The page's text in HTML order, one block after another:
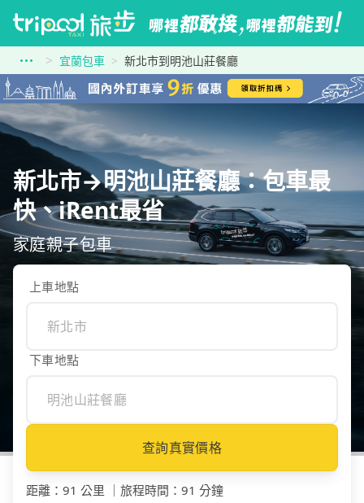
宜蘭包車 新北市到明池山莊餐廳
新北市→明池山莊餐廳：包車最
快、iRent最省
家庭親子包車
上車地點
下車地點
查詢真實價格
距離 ： 91 公里 旅程時間 ： 91 分鐘